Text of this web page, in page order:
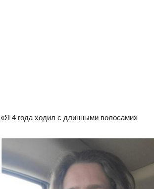
«Я 4 года ходил с длинными волосами»